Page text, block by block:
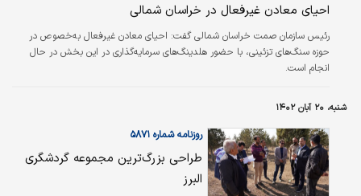
احیای معادن غیرفعال در خراسان شمالی
رئیس سازمان صمت خراسان شمالی گفت: احیای معادن غیرفعال به‌خصوص در
حوزه سنگ‌‌‌های تزئینی، با حضور هلدینگ‌‌‌های سرمایه‌گذاری در این بخش در حال
انجام است.
شنبه، ۲۰ آبان ۱۴۰۲
روزنامه شماره ۵۸۷۱
طراحی بزرگ‌ترین مجموعه گردشگری
البرز